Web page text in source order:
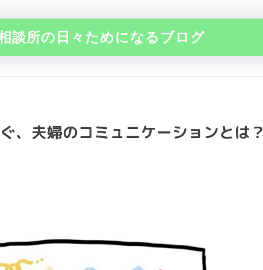
談所の日々ためになるブログ
、夫婦のコミュニケーションとは？